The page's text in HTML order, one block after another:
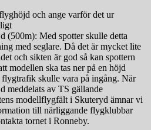
och ange varför det ur
(500m): Med spotter skulle detta
med seglare. Då det är mycket lite
och sikten är god så kan spottern
modellen ska tas ner på en höjd
skulle vara på ingång. När
meddelats av TS gällande
modellflygfält i Skuteryd ämnar vi
till närliggande flygklubbar
tornet i Ronneby.